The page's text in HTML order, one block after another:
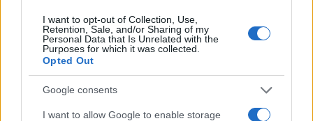
I want to opt-out of Collection, Use,
Retention, Sale, and/or Sharing of my
Personal Data that Is Unrelated with the
Purposes for which it was collected.
Opted Out
Google consents
I want to allow Google to enable storage
SNCASE SE.5000 Baroudeur: το γαλλικό
μαχητικό που… ξέχασε τους τροχούς
προσγείωσης
19:40